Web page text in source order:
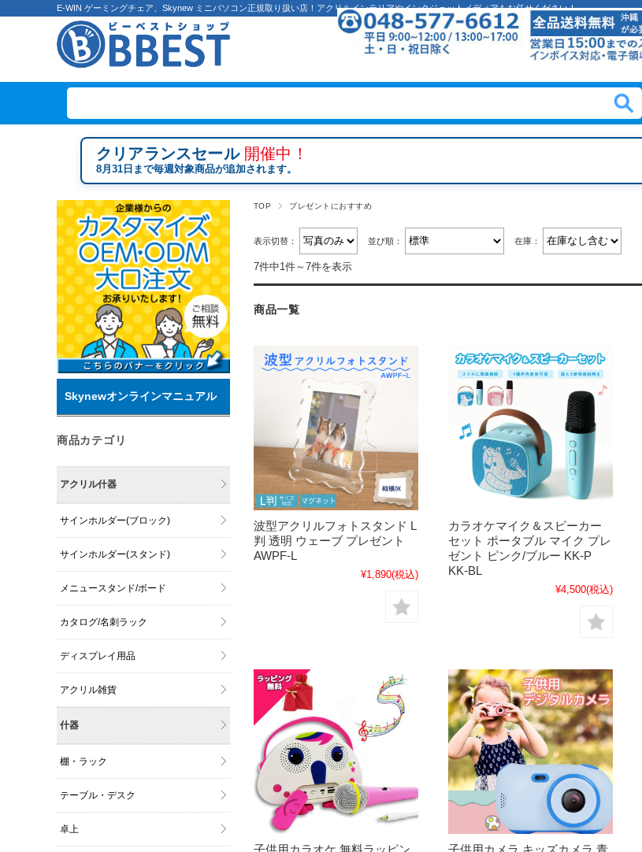
E-WIN ゲーミングチェア、Skynew ミニパソコン正規取り扱い店！アクリルインテリアやインクジェットメディアもお任せください！
クリアランスセール 開催中！
8月31日まで毎週対象商品が追加されます。
TOP プレゼントにおすすめ
表示切替： 並び順： 在庫：
7件中1件～7件を表示
商品一覧
波型アクリルフォトスタンド L
判 透明 ウェーブ プレゼント
AWPF-L
¥1,890(税込)
カラオケマイク＆スピーカー
セット ポータブル マイク プレ
ゼント ピンク/ブルー KK-P
KK-BL
¥4,500(税込)
Skynewオンラインマニュアル
商品カテゴリ
アクリル什器
サインホルダー(ブロック)
サインホルダー(スタンド)
メニュースタンド/ボード
カタログ/名刺ラック
ディスプレイ用品
アクリル雑貨
什器
棚・ラック
テーブル・デスク
卓上